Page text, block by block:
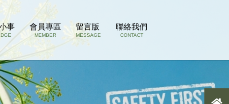
事 會員專區
MEMBER
留言版
MESSAGE
聯絡我們
CONTACT